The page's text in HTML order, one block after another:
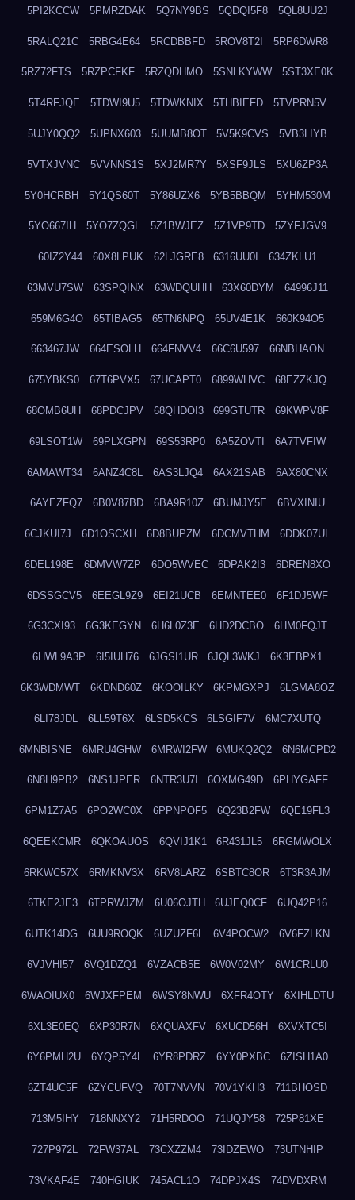
5PI2KCCW 5PMRZDAK 5Q7NY9BS 5QDQI5F8 5QL8UU2J
5RALQ21C 5RBG4E64 5RCDBBFD 5ROV8T2I 5RP6DWR8
5RZ72FTS 5RZPCFKF 5RZQDHMO 5SNLKYWW 5ST3XE0K
5T4RFJQE 5TDWI9U5 5TDWKNIX 5THBIEFD 5TVPRN5V
5UJY0QQ2 5UPNX603 5UUMB8OT 5V5K9CVS 5VB3LIYB
5VTXJVNC 5VVNNS1S 5XJ2MR7Y 5XSF9JLS 5XU6ZP3A
5Y0HCRBH 5Y1QS60T 5Y86UZX6 5YB5BBQM 5YHM530M
5YO667IH 5YO7ZQGL 5Z1BWJEZ 5Z1VP9TD 5ZYFJGV9
60IZ2Y44 60X8LPUK 62LJGRE8 6316UU0I 634ZKLU1
63MVU7SW 63SPQINX 63WDQUHH 63X60DYM 64996J11
659M6G4O 65TIBAG5 65TN6NPQ 65UV4E1K 660K94O5
663467JW 664ESOLH 664FNVV4 66C6U597 66NBHAON
675YBKS0 67T6PVX5 67UCAPT0 6899WHVC 68EZZKJQ
68OMB6UH 68PDCJPV 68QHDOI3 699GTUTR 69KWPV8F
69LSOT1W 69PLXGPN 69S53RP0 6A5ZOVTI 6A7TVFIW
6AMAWT34 6ANZ4C8L 6AS3LJQ4 6AX21SAB 6AX80CNX
6AYEZFQ7 6B0V87BD 6BA9R10Z 6BUMJY5E 6BVXINIU
6CJKUI7J 6D1OSCXH 6D8BUPZM 6DCMVTHM 6DDK07UL
6DEL198E 6DMVW7ZP 6DO5WVEC 6DPAK2I3 6DREN8XO
6DSSGCV5 6EEGL9Z9 6EI21UCB 6EMNTEE0 6F1DJ5WF
6G3CXI93 6G3KEGYN 6H6L0Z3E 6HD2DCBO 6HM0FQJT
6HWL9A3P 6I5IUH76 6JGSI1UR 6JQL3WKJ 6K3EBPX1
6K3WDMWT 6KDND60Z 6KOOILKY 6KPMGXPJ 6LGMA8OZ
6LI78JDL 6LL59T6X 6LSD5KCS 6LSGIF7V 6MC7XUTQ
6MNBISNE 6MRU4GHW 6MRWI2FW 6MUKQ2Q2 6N6MCPD2
6N8H9PB2 6NS1JPER 6NTR3U7I 6OXMG49D 6PHYGAFF
6PM1Z7A5 6PO2WC0X 6PPNPOF5 6Q23B2FW 6QE19FL3
6QEEKCMR 6QKOAUOS 6QVIJ1K1 6R431JL5 6RGMWOLX
6RKWC57X 6RMKNV3X 6RV8LARZ 6SBTC8OR 6T3R3AJM
6TKE2JE3 6TPRWJZM 6U06OJTH 6UJEQ0CF 6UQ42P16
6UTK14DG 6UU9ROQK 6UZUZF6L 6V4POCW2 6V6FZLKN
6VJVHI57 6VQ1DZQ1 6VZACB5E 6W0V02MY 6W1CRLU0
6WAOIUX0 6WJXFPEM 6WSY8NWU 6XFR4OTY 6XIHLDTU
6XL3E0EQ 6XP30R7N 6XQUAXFV 6XUCD56H 6XVXTC5I
6Y6PMH2U 6YQP5Y4L 6YR8PDRZ 6YY0PXBC 6ZISH1A0
6ZT4UC5F 6ZYCUFVQ 70T7NVVN 70V1YKH3 711BHOSD
713M5IHY 718NNXY2 71H5RDOO 71UQJY58 725P81XE
727P972L 72FW37AL 73CXZZM4 73IDZEWO 73UTNHIP
73VKAF4E 740HGIUK 745ACL1O 74DPJX4S 74DVDXRM